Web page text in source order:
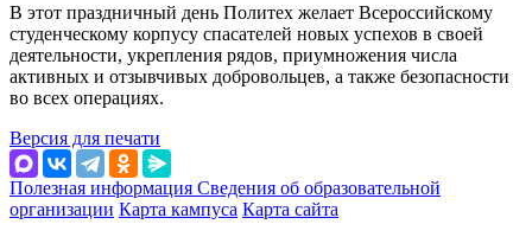
В этот праздничный день Политех желает Всероссийскому
студенческому корпусу спасателей новых успехов в своей
деятельности, укрепления рядов, приумножения числа
активных и отзывчивых добровольцев, а также безопасности
во всех операциях.
Версия для печати
Полезная информация Сведения об образовательной
организации Карта кампуса Карта сайта